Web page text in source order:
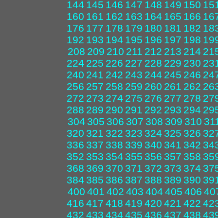
144 145 146 147 148 149 150
160 161 162 163 164 165 166
176 177 178 179 180 181 182
192 193 194 195 196 197 198
208 209 210 211 212 213 214
224 225 226 227 228 229 230
240 241 242 243 244 245 246
256 257 258 259 260 261 262
272 273 274 275 276 277 278
288 289 290 291 292 293 294
304 305 306 307 308 309 310
320 321 322 323 324 325 326
336 337 338 339 340 341 342
352 353 354 355 356 357 358
368 369 370 371 372 373 374
384 385 386 387 388 389 390
400 401 402 403 404 405 406
416 417 418 419 420 421 422
432 433 434 435 436 437 438